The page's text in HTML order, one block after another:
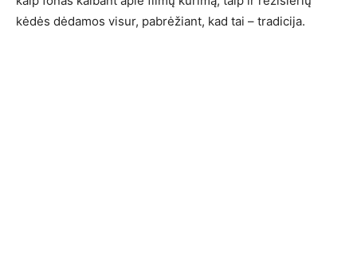
kėdės dėdamos visur, pabrėžiant, kad tai – tradicija.